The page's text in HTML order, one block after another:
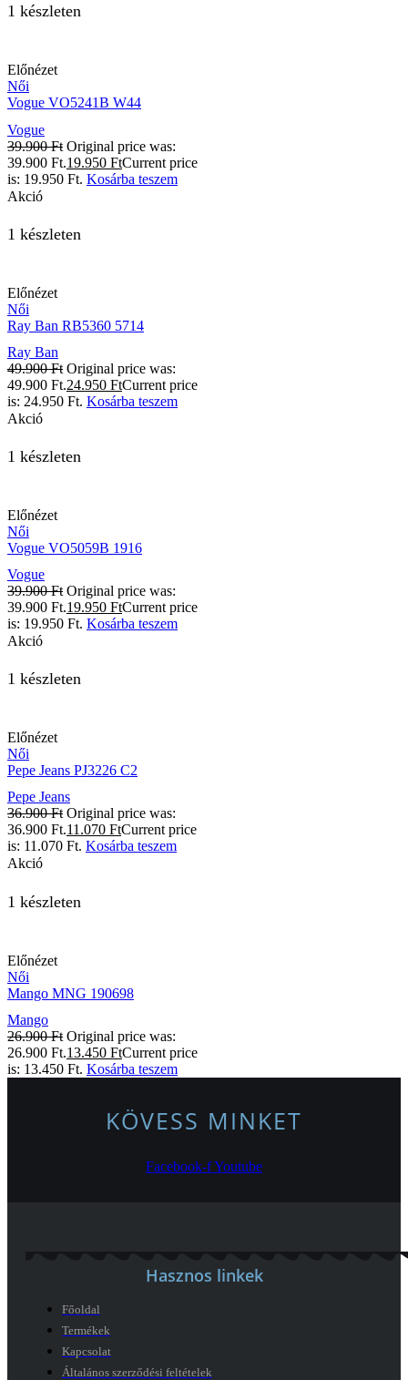
1 készleten
Előnézet
Női
Vogue VO5241B W44
Vogue
39.900Ft Original price was:
39.900 Ft.19.950 FtCurrent price
is: 19.950 Ft. Kosárba teszem
Akció
1 készleten
Előnézet
Női
Ray Ban RB5360 5714
Ray Ban
49.900Ft Original price was:
49.900 Ft.24.950 FtCurrent price
is: 24.950 Ft. Kosárba teszem
Akció
1 készleten
Előnézet
Női
Vogue VO5059B 1916
Vogue
39.900Ft Original price was:
39.900 Ft.19.950 FtCurrent price
is: 19.950 Ft. Kosárba teszem
Akció
1 készleten
Előnézet
Női
Pepe Jeans PJ3226 C2
Pepe Jeans
36.900Ft Original price was:
36.900 Ft.11.070 FtCurrent price
is: 11.070 Ft. Kosárba teszem
Akció
1 készleten
Előnézet
Női
Mango MNG 190698
Mango
26.900Ft Original price was:
26.900 Ft.13.450 FtCurrent price
is: 13.450 Ft. Kosárba teszem
KÖVESS MINKET
Facebook-fYoutube
Hasznos linkek
Főoldal
Termékek
Kapcsolat
Általános szerződési feltételek